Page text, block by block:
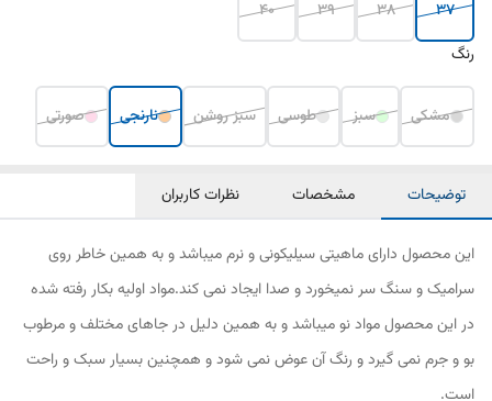
37
38
39
40
رنگ
مشکی سبز طوسی سبز روشن نارنجی صورتی
توضیحات مشخصات نظرات کاربران
این محصول دارای ماهیتی سیلیکونی و نرم میباشد و به همین خاطر روی
سرامیک و سنگ سر نمیخورد و صدا ایجاد نمی کند.مواد اولیه بکار رفته شده
در این محصول مواد نو میباشد و به همین دلیل در جاهای مختلف و مرطوب
بو و جرم نمی گیرد و رنگ آن عوض نمی شود و همچنین بسیار سبک و راحت
است.